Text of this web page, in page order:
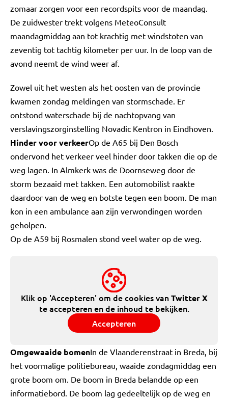
zomaar zorgen voor een recordspits voor de maandag.
De zuidwester trekt volgens MeteoConsult
maandagmiddag aan tot krachtig met windstoten van
zeventig tot tachtig kilometer per uur. In de loop van de
avond neemt de wind weer af.
Zowel uit het westen als het oosten van de provincie
kwamen zondag meldingen van stormschade. Er
ontstond waterschade bij de nachtopvang van
verslavingszorginstelling Novadic Kentron in Eindhoven.
Hinder voor verkeerOp de A65 bij Den Bosch
ondervond het verkeer veel hinder door takken die op de
weg lagen. In Almkerk was de Doornseweg door de
storm bezaaid met takken. Een automobilist raakte
daardoor van de weg en botste tegen een boom. De man
kon in een ambulance aan zijn verwondingen worden
geholpen.
Op de A59 bij Rosmalen stond veel water op de weg.
Klik op 'Accepteren' om de cookies vanTwitter X
te accepteren en de inhoud te bekijken.
Accepteren
Omgewaaide bomenIn de Vlaanderenstraat in Breda, bij
het voormalige politiebureau, waaide zondagmiddag een
grote boom om. De boom in Breda belandde op een
informatiebord. De boom lag gedeeltelijk op de weg en